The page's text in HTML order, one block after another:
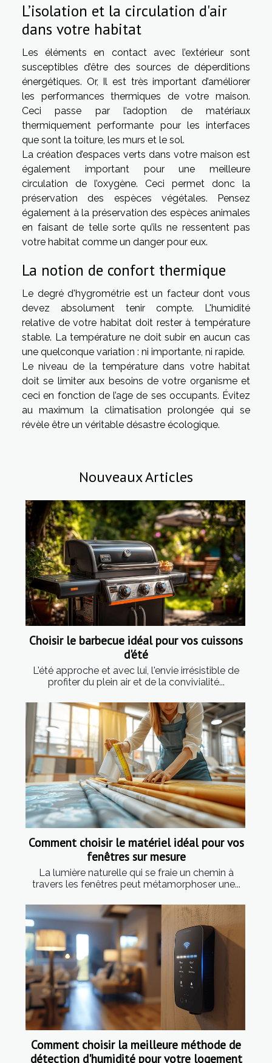
L’isolation et la circulation d'air
dans votre habitat
Les éléments en contact avec l’extérieur sont
susceptibles d’être des sources de déperditions
énergétiques. Or, Il est très important d’améliorer
les performances thermiques de votre maison.
Ceci passe par l’adoption de matériaux
thermiquement performante pour les interfaces
que sont la toiture, les murs et le sol.
La création d’espaces verts dans votre maison est
également important pour une meilleure
circulation de l’oxygène. Ceci permet donc la
préservation des espèces végétales. Pensez
également à la préservation des espèces animales
en faisant de telle sorte qu’ils ne ressentent pas
votre habitat comme un danger pour eux.
La notion de confort thermique
Le degré d'hygrométrie est un facteur dont vous
devez absolument tenir compte. L'humidité
relative de votre habitat doit rester à température
stable. La température ne doit subir en aucun cas
une quelconque variation : ni importante, ni rapide.
Le niveau de la température dans votre habitat
doit se limiter aux besoins de votre organisme et
ceci en fonction de l’age de ses occupants. Évitez
au maximum la climatisation prolongée qui se
révèle être un véritable désastre écologique.
Nouveaux Articles
Choisir le barbecue idéal pour vos cuissons
d'été
L'été approche et avec lui, l'envie irrésistible de
profiter du plein air et de la convivialité...
Comment choisir le matériel idéal pour vos
fenêtres sur mesure
La lumière naturelle qui se fraie un chemin à
travers les fenêtres peut métamorphoser une...
Comment choisir la meilleure méthode de
détection d'humidité pour votre logement